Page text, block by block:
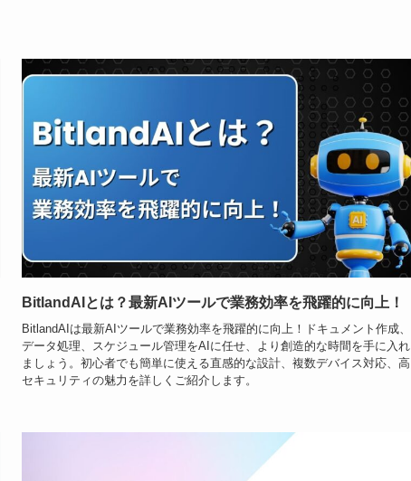
BitlandAIとは？最新AIツールで業務効率を飛躍的に向上！
BitlandAIは最新AIツールで業務効率を飛躍的に向上！ドキュメント作成、
データ処理、スケジュール管理をAIに任せ、より創造的な時間を手に入れ
ましょう。初心者でも簡単に使える直感的な設計、複数デバイス対応、高
セキュリティの魅力を詳しくご紹介します。